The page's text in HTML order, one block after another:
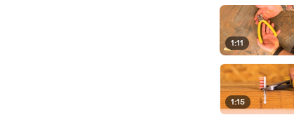
1:11
1:15